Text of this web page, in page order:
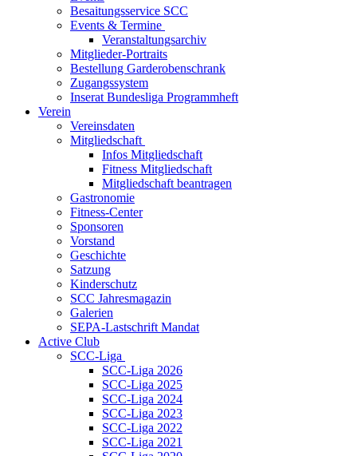
Besaitungsservice SCC
Events & Termine
Veranstaltungsarchiv
Mitglieder-Portraits
Bestellung Garderobenschrank
Zugangssystem
Inserat Bundesliga Programmheft
Verein
Vereinsdaten
Mitgliedschaft
Infos Mitgliedschaft
Fitness Mitgliedschaft
Mitgliedschaft beantragen
Gastronomie
Fitness-Center
Sponsoren
Vorstand
Geschichte
Satzung
Kinderschutz
SCC Jahresmagazin
Galerien
SEPA-Lastschrift Mandat
Active Club
SCC-Liga
SCC-Liga 2026
SCC-Liga 2025
SCC-Liga 2024
SCC-Liga 2023
SCC-Liga 2022
SCC-Liga 2021